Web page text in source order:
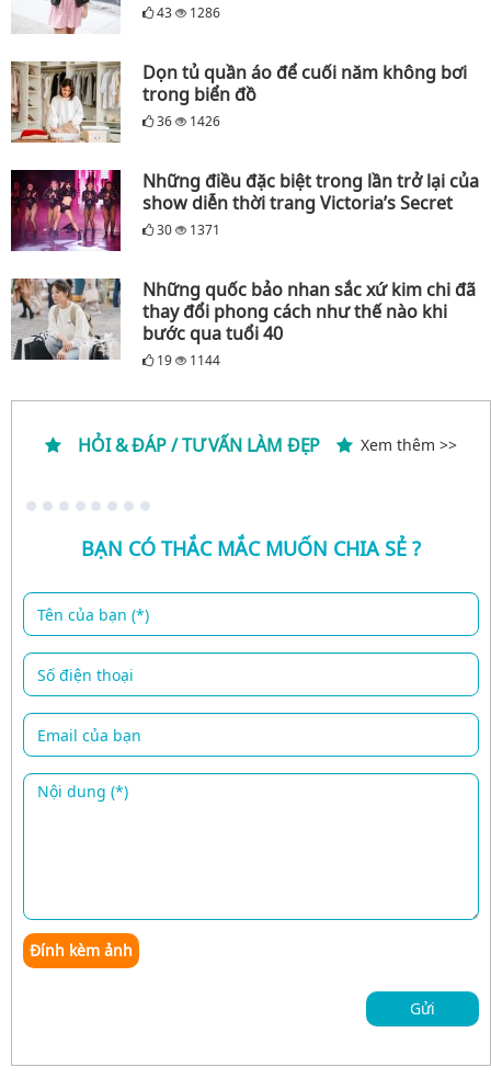
43 1286
Dọn tủ quần áo để cuối năm không bơi
trong biển đồ
36 1426
Những điều đặc biệt trong lần trở lại của
show diễn thời trang Victoria’s Secret
30 1371
Những quốc bảo nhan sắc xứ kim chi đã
thay đổi phong cách như thế nào khi
bước qua tuổi 40
19 1144
HỎI & ĐÁP / TƯ VẤN LÀM ĐẸP Xem thêm >>
BẠN CÓ THẮC MẮC MUỐN CHIA SẺ ?
Đính kèm ảnh
Gửi